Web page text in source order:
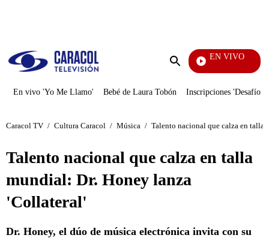
Enviar
EN VIVO
En vivo 'Yo Me Llamo' Bebé de Laura Tobón Inscripciones 'Desafío'
Caracol TV / Cultura Caracol / Música / Talento nacional que calza en talla
Talento nacional que calza en talla
mundial: Dr. Honey lanza
'Collateral'
Dr. Honey, el dúo de música electrónica invita con su